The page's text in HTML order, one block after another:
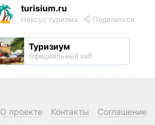
turisium.ru
Нексус туризма Поделиться
Туризиум
Официальный хаб
О проекте Контакты Соглашение